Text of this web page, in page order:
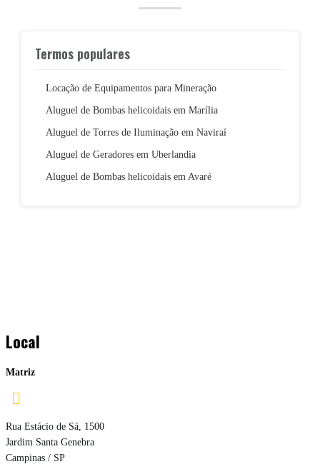
Termos populares
Locação de Equipamentos para Mineração
Aluguel de Bombas helicoidais em Marília
Aluguel de Torres de Iluminação em Naviraí
Aluguel de Geradores em Uberlandia
Aluguel de Bombas helicoidais em Avaré
Local
Matriz

Rua Estácio de Sá, 1500
Jardim Santa Genebra
Campinas / SP